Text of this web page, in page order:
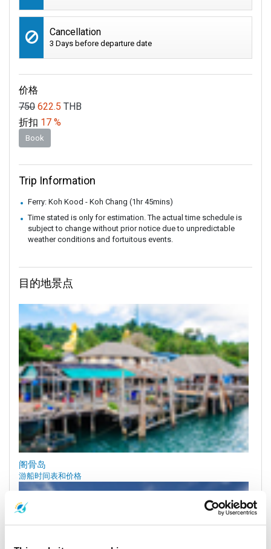
Cancellation
3 Days before departure date
价格
750 622.5 THB
折扣 17 %
Book
Trip Information
Ferry: Koh Kood - Koh Chang (1hr 45mins)
Time stated is only for estimation. The actual time schedule is
subject to change without prior notice due to unpredictable
weather conditions and fortuitous events.
目的地景点
阁骨岛
游船时间表和价格